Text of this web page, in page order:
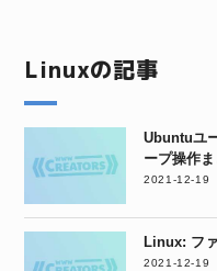
Linuxの記事
Ubuntuユ
ープ操作
2021-12-19
Linux: フ
2021-12-19